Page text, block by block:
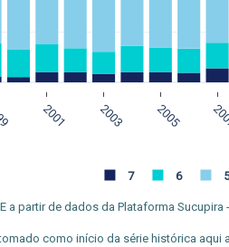
2001 2003 2005
7 6
a partir de dados da Plataforma Sucupira
como início da série histórica